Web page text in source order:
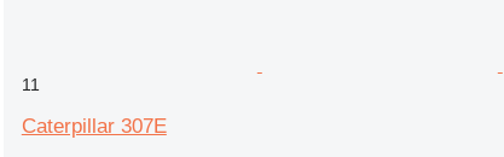
11
Caterpillar 307E